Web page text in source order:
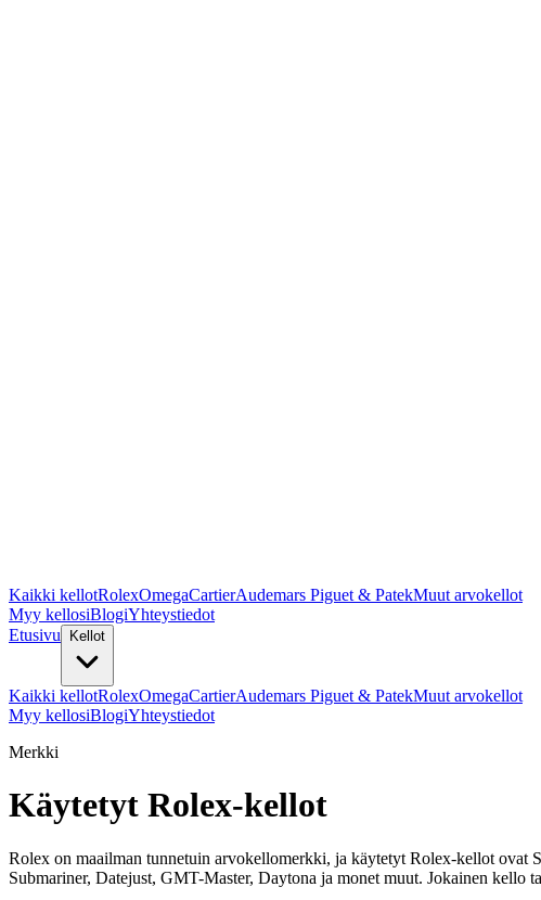
Kaikki kellotRolexOmegaCartierAudemars Piguet & PatekMuut arvokellot
Myy kellosiBlogiYhteystiedot
Etusivu
Kellot
Kaikki kellotRolexOmegaCartierAudemars Piguet & PatekMuut arvokellot
Myy kellosiBlogiYhteystiedot
Merkki
Käytetyt Rolex-kellot
Rolex on maailman tunnetuin arvokellomerkki, ja käytetyt Rolex-kellot
Submariner, Datejust, GMT-Master, Daytona ja monet muut. Jokainen kello